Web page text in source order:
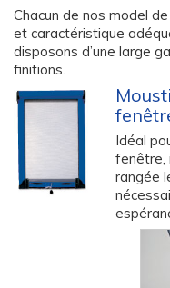
Chacun de nos model
et caractéristique
disposons d’une large
finitions.
Idéal
fenêtre,
rangée